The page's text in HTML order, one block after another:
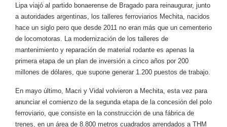
Lipa viajó al partido bonaerense de Bragado para reinaugurar, junto
a autoridades argentinas, los talleres ferroviarios Mechita, nacidos
hace un siglo pero que desde 2011 no eran más que un cementerio
de locomotoras. La modernización de los talleres de
mantenimiento y reparación de material rodante es apenas la
primera etapa de un plan de inversión a cinco años por 200
millones de dólares, que supone generar 1.200 puestos de trabajo.
En mayo último, Macri y Vidal volvieron a Mechita, esta vez para
anunciar el comienzo de la segunda etapa de la concesión del polo
ferroviario, que consiste en la construcción de una fábrica de
trenes, en un área de 8.800 metros cuadrados arrendados a THM